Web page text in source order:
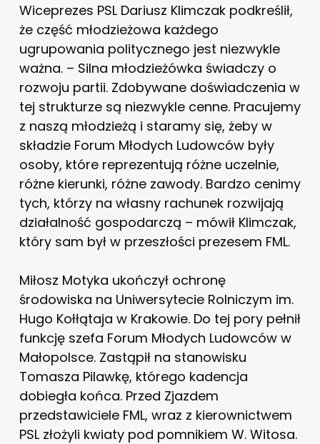
Wiceprezes PSL Dariusz Klimczak podkreślił,
że część młodzieżowa każdego
ugrupowania politycznego jest niezwykle
ważna. – Silna młodzieżówka świadczy o
rozwoju partii. Zdobywane doświadczenia w
tej strukturze są niezwykle cenne. Pracujemy
z naszą młodzieżą i staramy się, żeby w
składzie Forum Młodych Ludowców były
osoby, które reprezentują różne uczelnie,
różne kierunki, różne zawody. Bardzo cenimy
tych, którzy na własny rachunek rozwijają
działalność gospodarczą – mówił Klimczak,
który sam był w przeszłości prezesem FML.
Miłosz Motyka ukończył ochronę
środowiska na Uniwersytecie Rolniczym im.
Hugo Kołłątaja w Krakowie. Do tej pory pełnił
funkcję szefa Forum Młodych Ludowców w
Małopolsce. Zastąpił na stanowisku
Tomasza Pilawkę, którego kadencja
dobiegła końca. Przed Zjazdem
przedstawiciele FML, wraz z kierownictwem
PSL złożyli kwiaty pod pomnikiem W. Witosa.